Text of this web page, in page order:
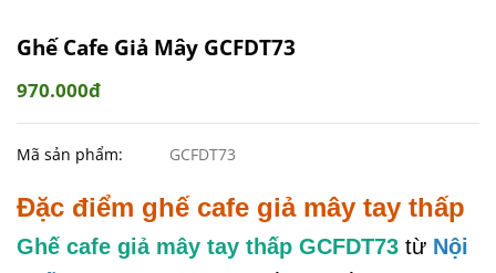
Ghế Cafe Giả Mây GCFDT73
970.000đ
Mã sản phẩm: GCFDT73
Đặc điểm ghế cafe giả mây tay thấp
Ghế cafe giả mây tay thấp GCFDT73 từ Nội